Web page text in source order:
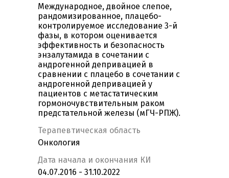
Международное, двойное слепое,
рандомизированное, плацебо-
контролируемое исследование 3-й
фазы, в котором оценивается
эффективность и безопасность
энзалутамида в сочетании с
андрогенной депривацией в
сравнении с плацебо в сочетании с
андрогенной депривацией у
пациентов с метастатическим
гормоночувствительным раком
предстательной железы (мГЧ-РПЖ).
Терапевтическая область
Онкология
Дата начала и окончания КИ
04.07.2016 - 31.10.2022